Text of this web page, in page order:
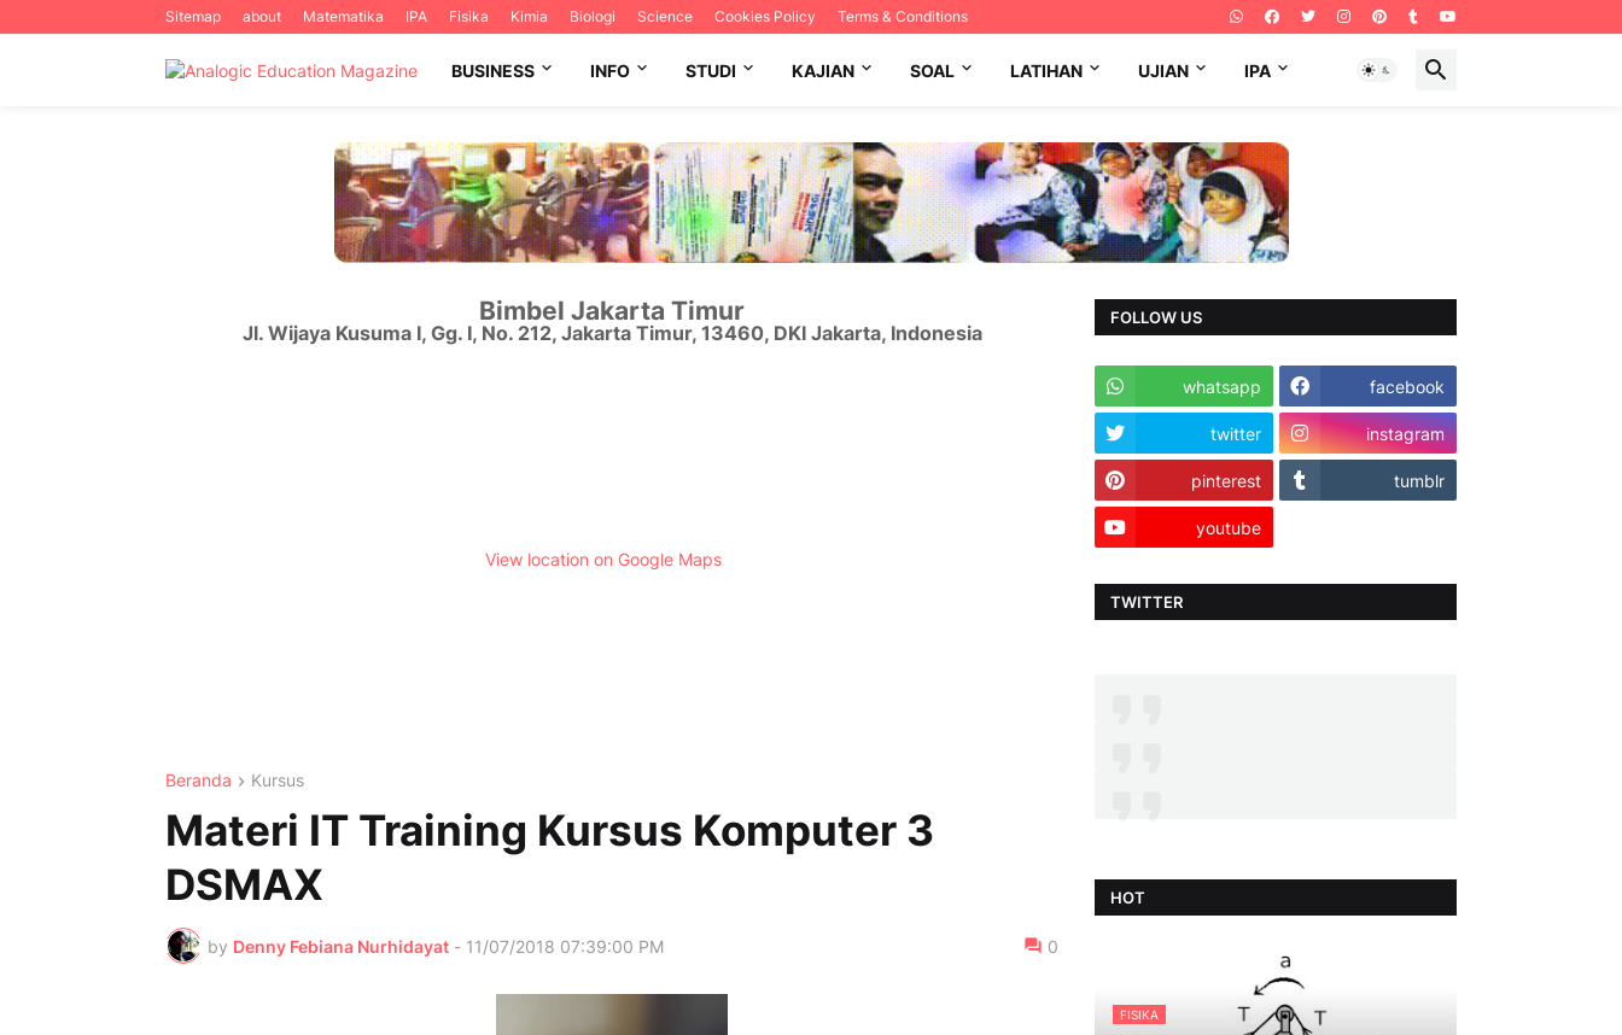
Sitemap about Matematika IPA Fisika Kimia Biologi Science Cookies Policy Terms & Conditions
BUSINESS INFO STUDI KAJIAN SOAL LATIHAN UJIAN IPA
Bimbel Jakarta Timur
Jl. Wijaya Kusuma I, Gg. I, No. 212, Jakarta Timur, 13460, DKI Jakarta, Indonesia
View location on Google Maps
Beranda Kursus
Materi IT Training Kursus Komputer 3
DSMAX
by Denny Febiana Nurhidayat - 11/07/2018 07:39:00 PM 0
FOLLOW US
whatsapp facebook
twitter instagram
pinterest tumblr
youtube
TWITTER
HOT
FISIKA